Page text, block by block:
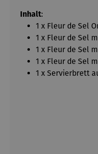
Inhalt:
1 x Fleur de Sel
1 x Fleur de Sel
1 x Fleur de Sel
1 x Fleur de Sel
1 x Servierbrett